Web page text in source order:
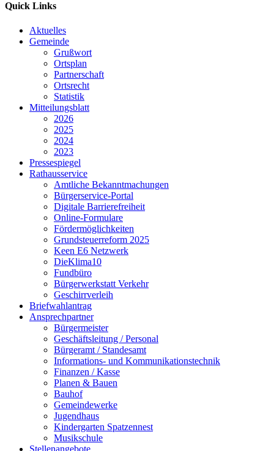
Quick Links
Aktuelles
Gemeinde
Grußwort
Ortsplan
Partnerschaft
Ortsrecht
Statistik
Mitteilungsblatt
2026
2025
2024
2023
Pressespiegel
Rathausservice
Amtliche Bekanntmachungen
Bürgerservice-Portal
Digitale Barrierefreiheit
Online-Formulare
Fördermöglichkeiten
Grundsteuerreform 2025
Keen E6 Netzwerk
DieKlima10
Fundbüro
Bürgerwerkstatt Verkehr
Geschirrverleih
Briefwahlantrag
Ansprechpartner
Bürgermeister
Geschäftsleitung / Personal
Bürgeramt / Standesamt
Informations- und Kommunikationstechnik
Finanzen / Kasse
Planen & Bauen
Bauhof
Gemeindewerke
Jugendhaus
Kindergarten Spatzennest
Musikschule
Stellenangebote